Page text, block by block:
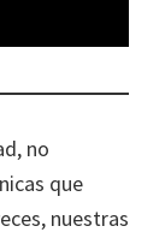
no
que
nuestras